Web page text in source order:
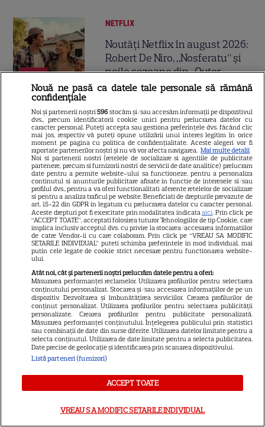
16
NETFLIX
Noutăți Netflix în august 2026:
Robert De Niro, „Nosferatu” și
noile sezoane din „Outer
Banks” și „Un veac de
14
VEDETE STRĂINE
Sean Astin din „Stăpânul
Inelelor” a fost nevoit să își
vândă casa din cauza
salariului mic: Câți bani a
primit de fapt
14
VEDETE STRĂINE
Elon Musk, atac la adresa
regizorului premiat cu Oscar
care a realizat documentarul
despre viața sa. Filmul are 232
de minute
VEDETE STRĂINE
Marvel are un nou Black
Panther. David Jonsson preia
moștenirea lui Chadwick
Nouă ne pasă ca datele tale personale să rămână
confidențiale
Noi și partenerii noștri596 stocăm și/sau accesăm informații pe dispozitivul
dvs., precum identificatorii cookie unici pentru prelucrarea datelor cu
caracter personal. Puteți accepta sau gestiona preferințele dvs. făcând clic
mai jos, respectiv vă puteți opune utilizării unui interes legitim în orice
moment pe pagina cu politica de confidențialitate. Aceste alegeri vor fi
raportate partenerilor noștri și nu vă vor afecta navigarea. Mai multe detalii
Noi si partenerii nostri (retelele de socializare si agentiile de publicitate
partenere, precum si furnizorii nostri de servicii de date analitice) prelucram
date pentru a permite website-ului sa functioneze, pentru a personaliza
continutul si anunturile publicitare afisate in functie de interesele si/sau
profilul dvs., pentru a va oferi functionalitati aferente retelelor de socializare
si pentru a analiza traficul pe website. Beneficiati de drepturile prevazute de
art. 15-22 din GDPR in legatura cu prelucrarea datelor cu caracter personal.
Aceste drepturi pot fi exercitate prin modalitatea indicataaici. Prin click pe
“ACCEPT TOATE”, acceptati folosirea tuturor Tehnologiilor de tip Cookie, care
implica inclusiv acceptul dvs. cu privire la stocarea/accesarea informatiilor
de catre Vendor-ii cu care colaboram. Prin click pe “VREAU SA MODIFIC
SETARILE INDIVIDUAL” puteti schimba preferintele in mod individual, mai
putin cele legate de cookie strict necesare pentru functionarea website-
ului.
Atât noi, cât și partenerii noștri prelucrăm datele pentru a oferi:
Măsurarea performanței reclamelor. Utilizarea profilurilor pentru selectarea
conținutului personalizat. Stocarea și/sau accesarea informațiilor de pe un
dispozitiv. Dezvoltarea și îmbunătățirea serviciilor. Crearea profilurilor de
conținut personalizat. Utilizarea profilurilor pentru selectarea publicității
personalizate. Crearea profilurilor pentru publicitate personalizată.
Măsurarea performanței conținutului. Înțelegerea publicului prin statistici
sau combinații de date din surse diferite. Utilizarea datelor limitate pentru a
selecta conținutul. Utilizarea de date limitate pentru a selecta publicitatea.
Date precise de geolocație și identificarea prin scanarea dispozitivului.
Listă parteneri (furnizori)
ACCEPT TOATE
VREAU SA MODIFIC SETARILE INDIVIDUAL